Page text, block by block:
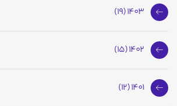
1403 (19)
1402 (15)
1401 (12)